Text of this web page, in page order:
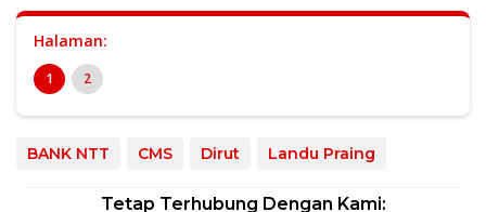
Halaman:
1 2
BANK NTT CMS Dirut Landu Praing
Tetap Terhubung Dengan Kami: